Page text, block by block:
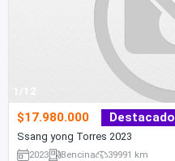
1/12
$17.980.000 Destacado
Ssang yong Torres 2023
2023 Bencina 39991 km